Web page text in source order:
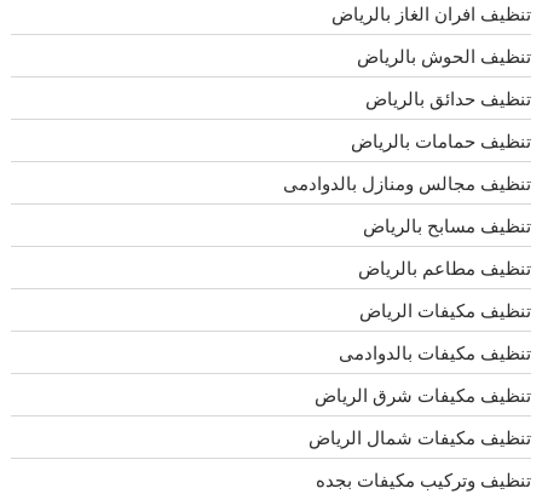
تنظيف افران الغاز بالرياض
تنظيف الحوش بالرياض
تنظيف حدائق بالرياض
تنظيف حمامات بالرياض
تنظيف مجالس ومنازل بالدوادمى
تنظيف مسابح بالرياض
تنظيف مطاعم بالرياض
تنظيف مكيفات الرياض
تنظيف مكيفات بالدوادمى
تنظيف مكيفات شرق الرياض
تنظيف مكيفات شمال الرياض
تنظيف وتركيب مكيفات بجده